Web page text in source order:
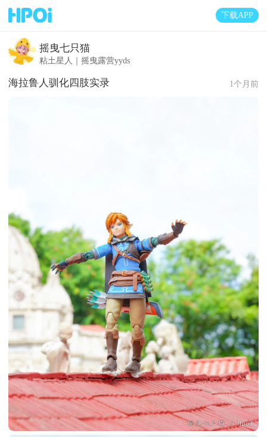
下载APP
摇曳七只猫
粘土星人｜摇曳露营yyds
海拉鲁人驯化四肢实录 1个月前